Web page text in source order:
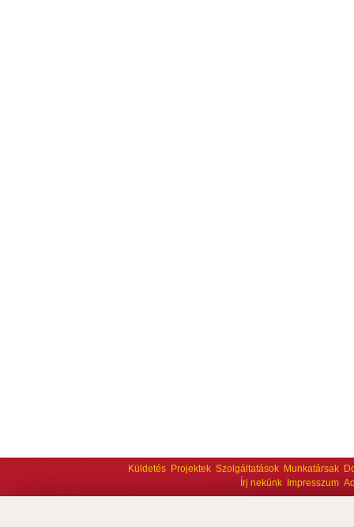
Küldetés Projektek Szolgáltatások Munkatársak
Írj nekünk
Impresszum